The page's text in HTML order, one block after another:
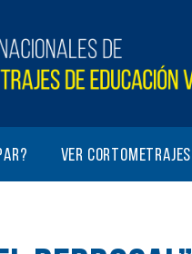
Ver cortometrajes